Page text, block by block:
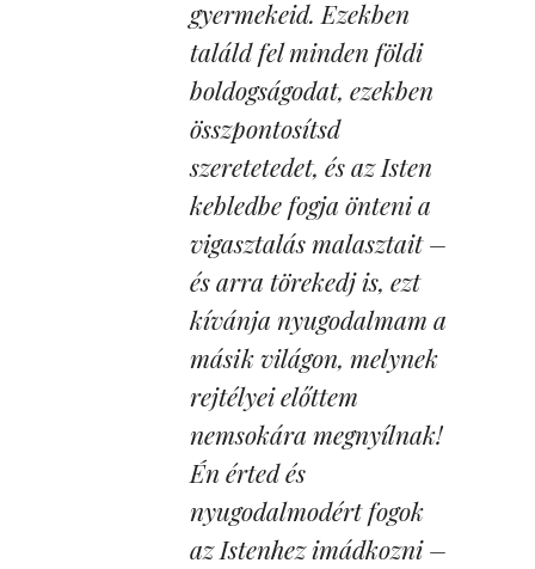
gyermekeid. Ezekben
találd fel minden földi
boldogságodat, ezekben
összpontosítsd
szeretetedet, és az Isten
kebledbe fogja önteni a
vigasztalás malasztait –
és arra törekedj is, ezt
kívánja nyugodalmam a
másik világon, melynek
rejtélyei előttem
nemsokára megnyílnak!
Én érted és
nyugodalmodért fogok
az Istenhez imádkozni –